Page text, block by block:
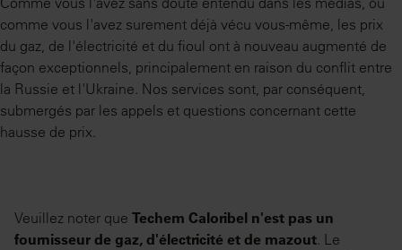
comme vous l'avez surement déjà vécu vous-même, les prix
du gaz, de l'électricité et du fioul ont à nouveau augmenté de
façon exceptionnels, principalement en raison du conflit entre
la Russie et l'Ukraine. Nos services sont, par conséquent,
submergés par les appels et questions concernant cette
hausse de prix.
Veuillez noter que Techem Caloribel n'est pas un
fournisseur de gaz, d'électricité et de mazout. Le